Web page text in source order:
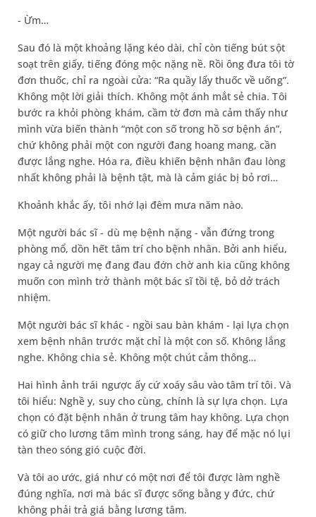
- Ừm…
Sau đó là một khoảng lặng kéo dài, chỉ còn tiếng bút sột
soạt trên giấy, tiếng đóng mộc nặng nề. Rồi ông đưa tôi tờ
đơn thuốc, chỉ ra ngoài cửa: “Ra quầy lấy thuốc về uống”.
Không một lời giải thích. Không một ánh mắt sẻ chia. Tôi
bước ra khỏi phòng khám, cầm tờ đơn mà cảm thấy như
mình vừa biến thành “một con số trong hồ sơ bệnh án”,
chứ không phải một con người đang hoang mang, cần
được lắng nghe. Hóa ra, điều khiến bệnh nhân đau lòng
nhất không phải là bệnh tật, mà là cảm giác bị bỏ rơi…
Khoảnh khắc ấy, tôi nhớ lại đêm mưa năm nào.
Một người bác sĩ - dù mẹ bệnh nặng - vẫn đứng trong
phòng mổ, dồn hết tâm trí cho bệnh nhân. Bởi anh hiểu,
ngay cả người mẹ đang đau đớn chờ anh kia cũng không
muốn con mình trở thành một bác sĩ tồi tệ, bỏ dở trách
nhiệm.
Một người bác sĩ khác - ngồi sau bàn khám - lại lựa chọn
xem bệnh nhân trước mặt chỉ là một con số. Không lắng
nghe. Không chia sẻ. Không một chút cảm thông…
Hai hình ảnh trái ngược ấy cứ xoáy sâu vào tâm trí tôi. Và
tôi hiểu: Nghề y, suy cho cùng, chính là sự lựa chọn. Lựa
chọn có đặt bệnh nhân ở trung tâm hay không. Lựa chọn
có giữ cho lương tâm mình trong sáng, hay để mặc nó lụi
tàn theo sóng gió cuộc đời.
Và tôi ao ước, giá như có một nơi để tôi được làm nghề
đúng nghĩa, nơi mà bác sĩ được sống bằng y đức, chứ
không phải trả giá bằng lương tâm.